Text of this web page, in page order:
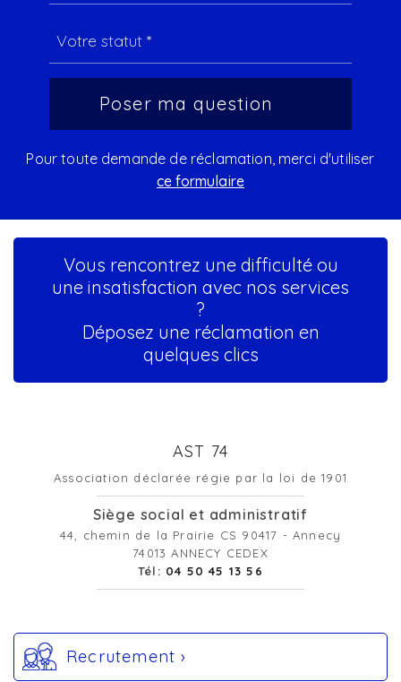
Pour toute demande de réclamation, merci d'utiliser
ce formulaire
Vous rencontrez une difficulté ou
une insatisfaction avec nos services
?
Déposez une réclamation en
quelques clics
AST 74
Association déclarée régie par la loi de 1901
Siège social et administratif
44, chemin de la Prairie CS 90417 - Annecy
74013 ANNECY CEDEX
Tél: 04 50 45 13 56
Recrutement ›